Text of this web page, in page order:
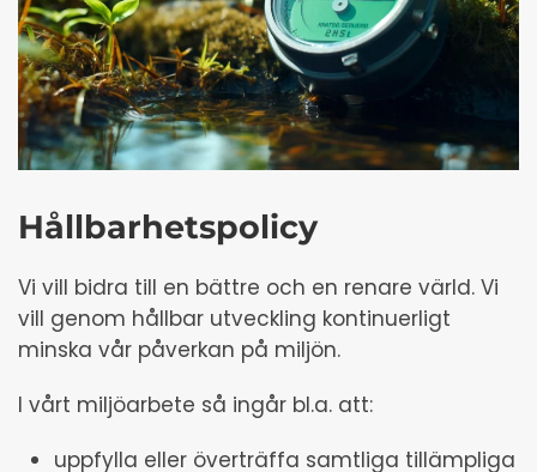
Hållbarhetspolicy
Vi vill bidra till en bättre och en renare värld. Vi
vill genom hållbar utveckling kontinuerligt
minska vår påverkan på miljön.
I vårt miljöarbete så ingår bl.a. att:
uppfylla eller överträffa samtliga tillämpliga